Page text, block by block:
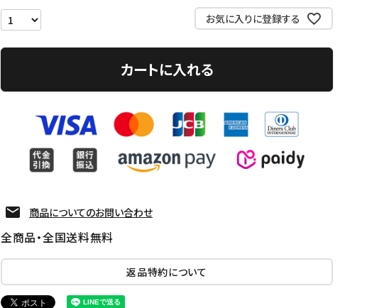
お気に入りに登録する
カートに入れる
商品についてのお問い合わせ
全商品・全国送料無料
返品特約について